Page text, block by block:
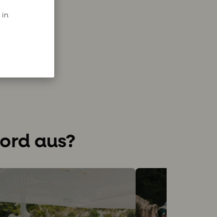
in
aus?